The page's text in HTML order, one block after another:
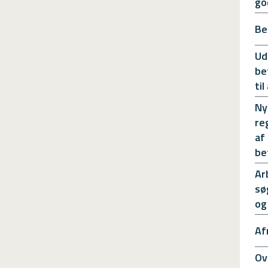
til
af